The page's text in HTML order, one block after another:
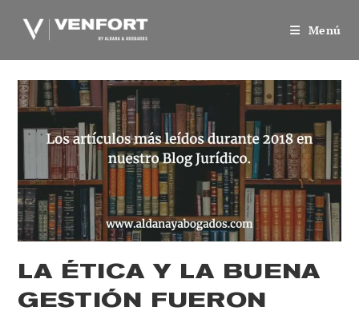
Menú
LA ÉTICA Y LA BUENA
GESTIÓN FUERON